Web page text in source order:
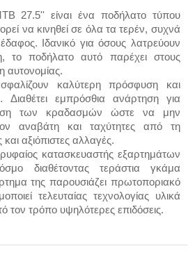
27.5'' είναι ένα ποδήλατο τύπου
να κινηθεί σε όλα τα τερέν, συχνά
Ιδανικό για όσους λατρεύουν
το ποδήλατο αυτό παρέχει στους
αυτονομίας.
καλύτερη πρόσφυση και
Διαθέτει εμπρόσθια ανάρτηση για
των κραδασμών ώστε να μην
αναβάτη και ταχύτητες από τη
αξιόπιστες αλλαγές.
κατασκευαστής εξαρτημάτων
διαθέτοντας τεράστια γκάμα
της παρουσιάζει πρωτοποριακό
τελευταίας τεχνολογίας υλικά
τον τρόπο υψηλότερες επιδόσεις.